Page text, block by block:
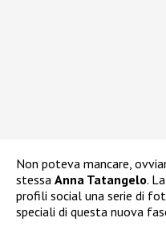
Non poteva mancare,
stessa Anna Tatangelo.
profili social una serie di
speciali di questa nuova